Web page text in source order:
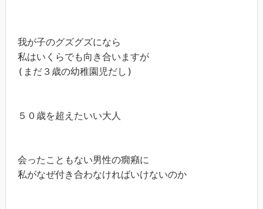
我が子のグズグズになら
私はいくらでも向き合いますが
(まだ３歳の幼稚園児だし)
５０歳を超えたいい大人
会ったこともない男性の癇癪に
私がなぜ付き合わなければいけないのか